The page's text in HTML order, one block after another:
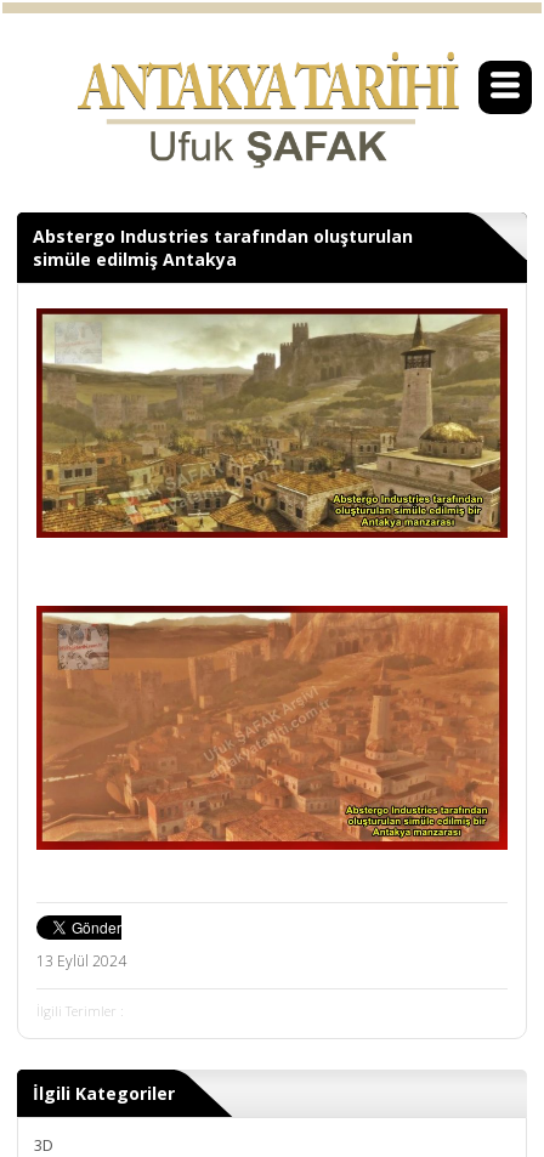
Abstergo Industries tarafından oluşturulan
simüle edilmiş Antakya
13 Eylül 2024
İlgili Terimler :
İlgili Kategoriler
3D